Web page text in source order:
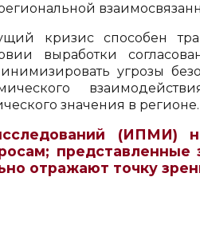
кризис способен
выработки
угрозы
значения в регионе.
(ИПМИ)
представленные
отражают точку